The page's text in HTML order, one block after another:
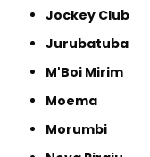
Jockey Club
Jurubatuba
M'Boi Mirim
Moema
Morumbi